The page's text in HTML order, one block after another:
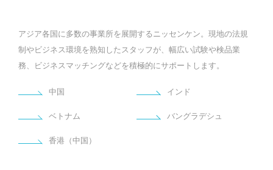
アジア各国に多数の事業所を展開するニッセンケン。現地の法規
制やビジネス環境を熟知したスタッフが、幅広い試験や検品業
務、ビジネスマッチングなどを積極的にサポートします。
中国 インド
ベトナム バングラデシュ
香港（中国）